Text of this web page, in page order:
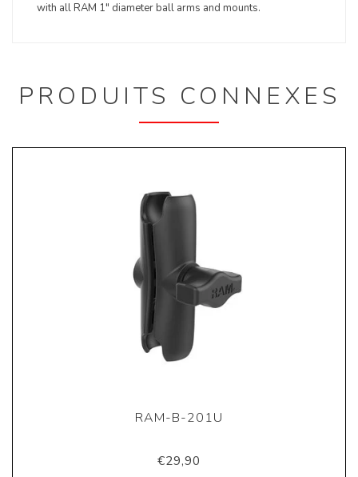
with all RAM 1" diameter ball arms and mounts.
PRODUITS CONNEXES
RAM-B-201U
€29,90